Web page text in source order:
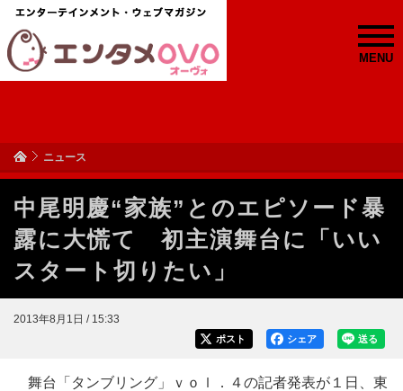
MENU
ニュース
中尾明慶“家族”とのエピソード暴
露に大慌て 初主演舞台に「いい
スタート切りたい」
2013年8月1日 / 15:33
送る
シェア
ポスト
舞台「タンブリング」ｖｏｌ．４の記者発表が１日、東